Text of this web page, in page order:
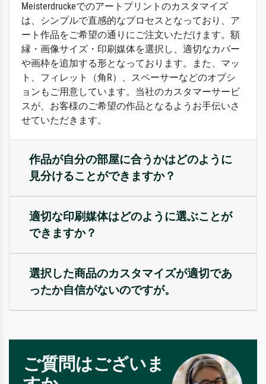
Meisterdruckeでのアートプリントのカスタマイズ
は、シンプルで直感的なプロセスとなっており、ア
ート作品をご希望の通りにご注文いただけます。額
縁・画像サイズ・印刷媒体を選択し、適切なカバー
や画枠を追加する形となっております。また、マッ
ト、フィレット（角R）、スペーサーなどのオプシ
ョンもご用意しています。当社のカスタマーサービ
スが、お客様のご希望の作品となるようお手伝いさ
せていただきます。
作品が自分の部屋に合うかはどのように
見分けることができますか？
適切な印刷媒体はどのように選ぶことが
できますか？
選択した商品のカスタマイズが適切であ
ったか自信がないのですが。
ご質問はございま